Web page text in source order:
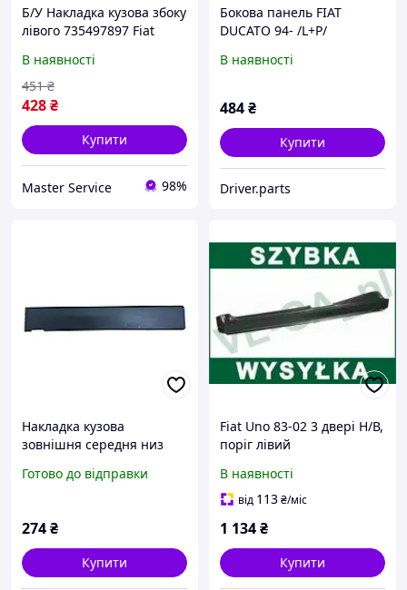
Б/У Накладка кузова збоку
лівого 735497897 Fiat
D 11-18 (735497897,
735461484)
В наявності
428₴
451 ₴
Купити
Master Service 98%
Бокова панель FIAT
DUCATO 94- /L+P/
/50X30 CM/ /ZA SЈUPKAMI
II / Jumper I / Boxer I,
В наявності
484₴
Купити
Driver.parts
Накладка кузова
зовнішня середня низ
14 (735437924)
Готово до відправки
274₴
Купити
Fiat Uno 83-02 3 двері Н/В,
поріг лівий
В наявності
від 113₴/міс
1 134₴
Купити